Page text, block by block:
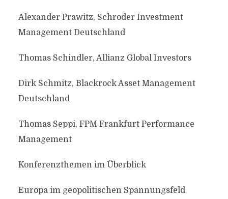
Alexander Prawitz, Schroder Investment
Management Deutschland
Thomas Schindler, Allianz Global Investors
Dirk Schmitz, Blackrock Asset Management
Deutschland
Thomas Seppi, FPM Frankfurt Performance
Management
Konferenzthemen im Überblick
Europa im geopolitischen Spannungsfeld